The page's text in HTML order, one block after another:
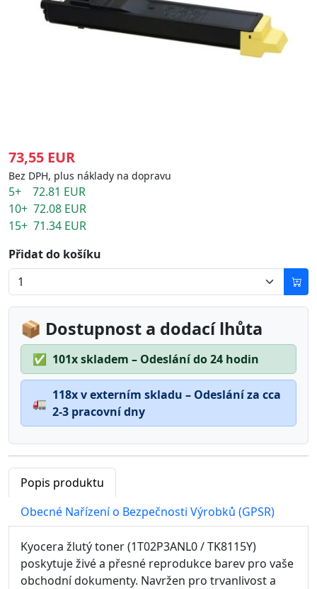
73,55 EUR
Bez DPH, plus náklady na dopravu
5+ 72.81 EUR
10+ 72.08 EUR
15+ 71.34 EUR
Přidat do košíku
📦 Dostupnost a dodací lhůta
✅ 101x skladem – Odeslání do 24 hodin
🚛
118x v externím skladu – Odeslání za cca
2-3 pracovní dny
Popis produktu
Obecné Nařízení o Bezpečnosti Výrobků (GPSR)
Kyocera žlutý toner (1T02P3ANL0 / TK8115Y)
poskytuje živé a přesné reprodukce barev pro vaše
obchodní dokumenty. Navržen pro trvanlivost a